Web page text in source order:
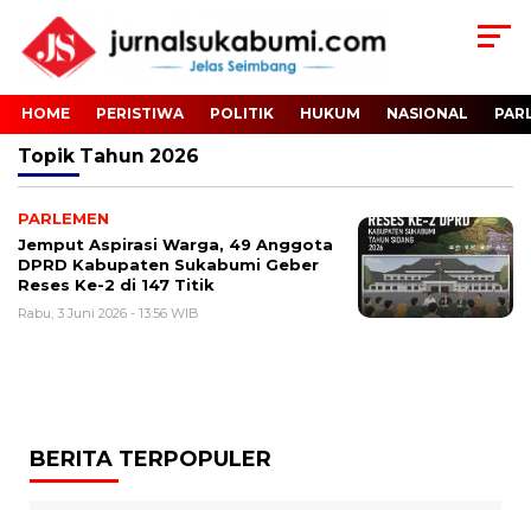
HOME PERISTIWA POLITIK HUKUM NASIONAL
Topik Tahun 2026
PARLEMEN
Jemput Aspirasi Warga, 49 Anggota
DPRD Kabupaten Sukabumi Geber
Reses Ke-2 di 147 Titik
Rabu, 3 Juni 2026 - 13:56 WIB
BERITA TERPOPULER